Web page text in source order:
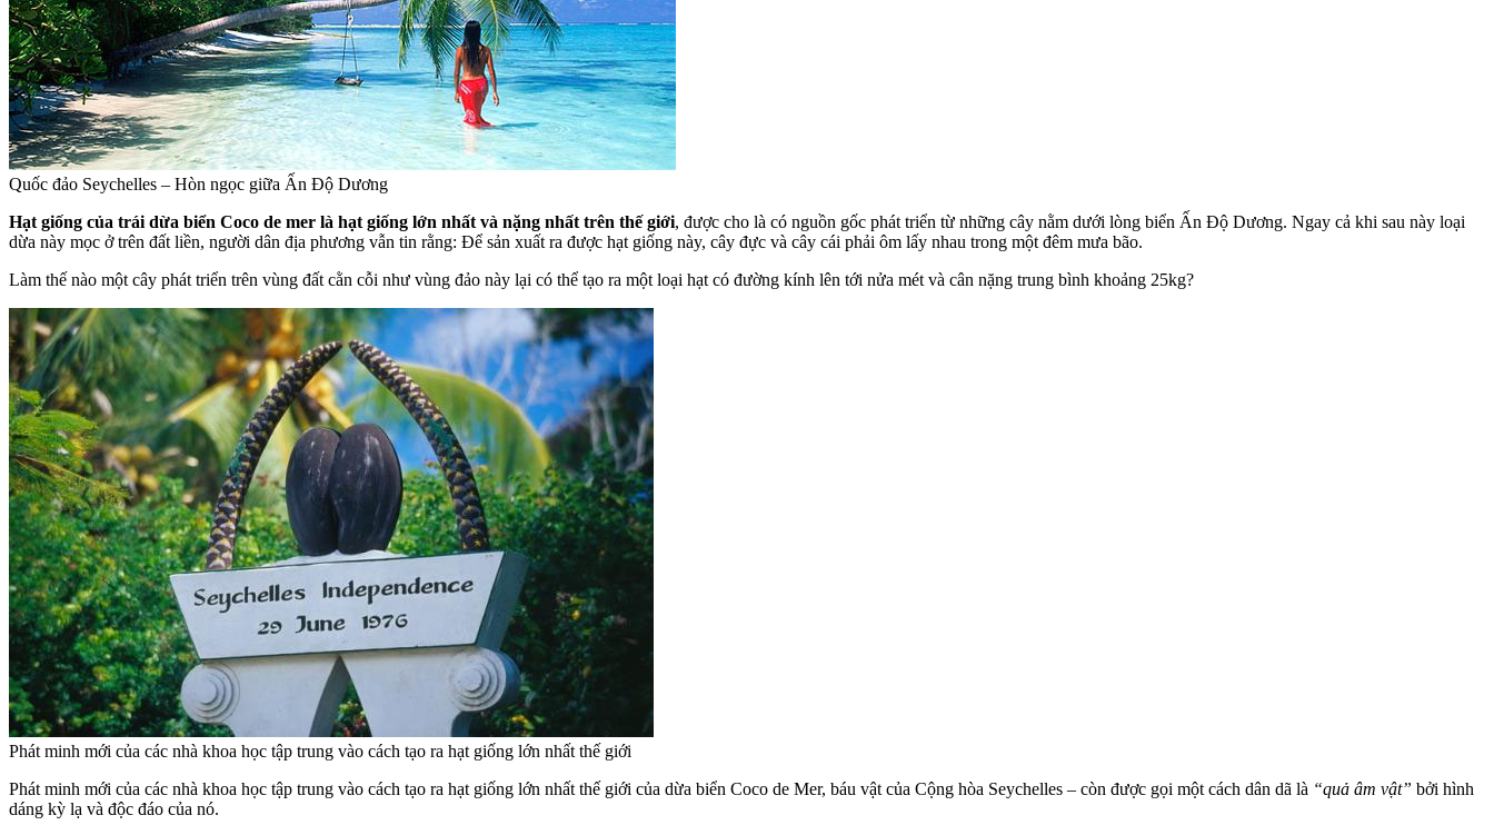
Quốc đảo Seychelles – Hòn ngọc giữa Ấn Độ Dương
Hạt giống của trái dừa biển Coco de mer là hạt giống lớn nhất và nặng nhất trên thế giới, được cho là có nguồn gốc phát triển từ những cây nằm dưới lòng biển Ấn Độ Dương. Ngay cả khi sau này loại
dừa này mọc ở trên đất liền, người dân địa phương vẫn tin rằng: Để sản xuất ra được hạt giống này, cây đực và cây cái phải ôm lấy nhau trong một đêm mưa bão.
Làm thế nào một cây phát triển trên vùng đất cằn cỗi như vùng đảo này lại có thể tạo ra một loại hạt có đường kính lên tới nửa mét và cân nặng trung bình khoảng 25kg?
Phát minh mới của các nhà khoa học tập trung vào cách tạo ra hạt giống lớn nhất thế giới
Phát minh mới của các nhà khoa học tập trung vào cách tạo ra hạt giống lớn nhất thế giới của dừa biển Coco de Mer, báu vật của Cộng hòa Seychelles – còn được gọi một cách dân dã là “quả âm vật” bởi hình
dáng kỳ lạ và độc đáo của nó.